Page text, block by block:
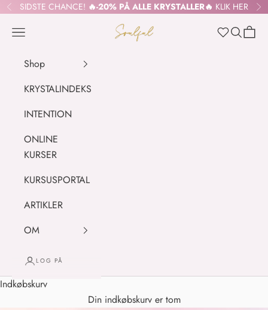
Spring til indhold
Forrige
SIDSTE CHANCE! 🔥-20% PÅ ALLE KRYSTALLER🔥 KLIK HER
SOULFUL.DK
Menu Wishlist
Søg
Shop
KRYSTALINDEKS
INTENTION
ONLINE
KURSER
KURSUSPORTAL
ARTIKLER
OM
LOG PÅ
Indkøbskurv
Din indkøbskurv er tom